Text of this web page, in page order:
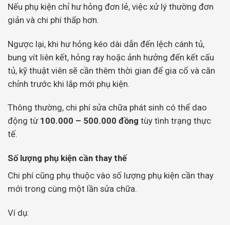
Nếu phụ kiện chỉ hư hỏng đơn lẻ, việc xử lý thường đơn
giản và chi phí thấp hơn.
Ngược lại, khi hư hỏng kéo dài dẫn đến lệch cánh tủ,
bung vít liên kết, hỏng ray hoặc ảnh hưởng đến kết cấu
tủ, kỹ thuật viên sẽ cần thêm thời gian để gia cố và căn
chỉnh trước khi lắp mới phụ kiện.
Thông thường, chi phí sửa chữa phát sinh có thể dao
động từ 100.000 – 500.000 đồng tùy tình trạng thực
tế.
Số lượng phụ kiện cần thay thế
Chi phí cũng phụ thuộc vào số lượng phụ kiện cần thay
mới trong cùng một lần sửa chữa.
Ví dụ: